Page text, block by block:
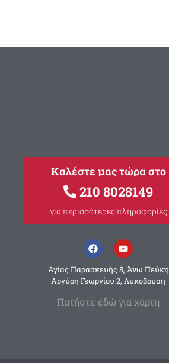
Καλέστε μας τώρα στο
210 8028149
για περισσότερες πληροφορίες
Αγίας Παρασκευής 8, Άνω Πεύκη
Αργύρη Γεωργίου 2, Λυκόβρυση
Πατήστε εδώ για χάρτη